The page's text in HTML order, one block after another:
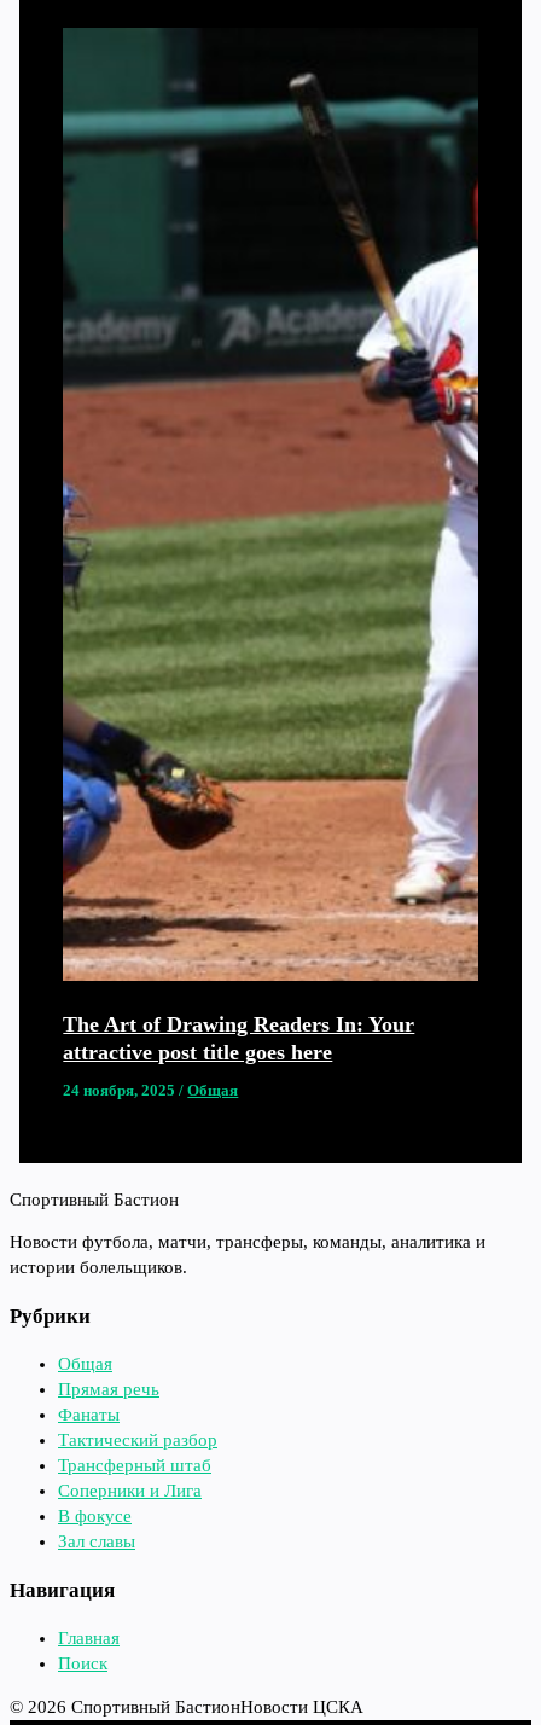
The Art of Drawing Readers In: Your
attractive post title goes here
24 ноября, 2025/Общая
Спортивный Бастион
Новости футбола, матчи, трансферы, команды, аналитика и
истории болельщиков.
Рубрики
Общая
Прямая речь
Фанаты
Тактический разбор
Трансферный штаб
Соперники и Лига
В фокусе
Зал славы
Навигация
Главная
Поиск
© 2026 Спортивный БастионНовости ЦСКА